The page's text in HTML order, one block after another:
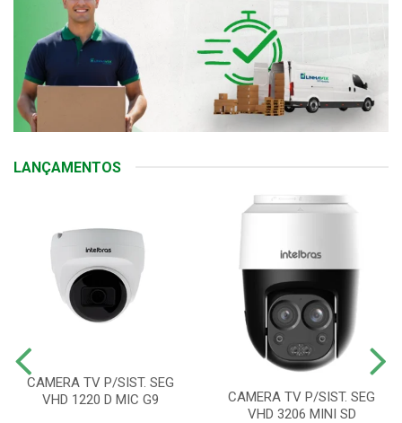
LANÇAMENTOS
CAMERA TV P/SIST. SEG
VHD 1220 D MIC G9
CAMERA TV P/SIST. SEG
VHD 3206 MINI SD